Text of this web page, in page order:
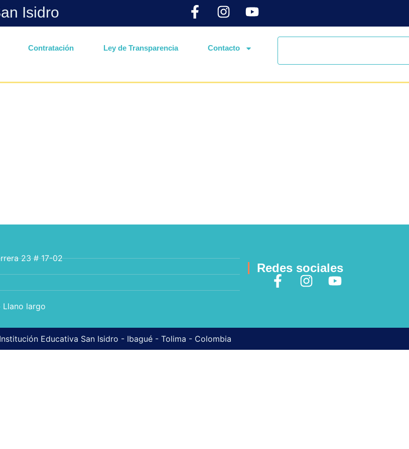
Isidro
Contratación Ley de Transparencia Contacto
23 # 17-02
Llano largo
Redes sociales
Educativa San Isidro - Ibagué - Tolima - Colombia